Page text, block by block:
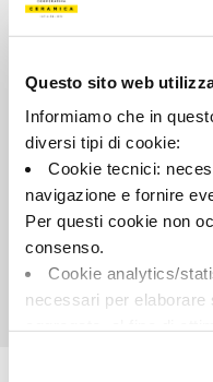
Questo sito web
Informiamo che in
diversi tipi di cookie:
Cookie tecnici:
navigazione e fornire
Per questi cookie non
consenso.
Cookie analytics/
necessari per
Cookie di
Colors:
White
Decor
Format:
60.0x120.0